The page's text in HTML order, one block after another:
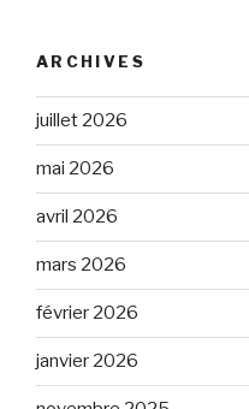
ARCHIVES
juillet 2026
mai 2026
avril 2026
mars 2026
février 2026
janvier 2026